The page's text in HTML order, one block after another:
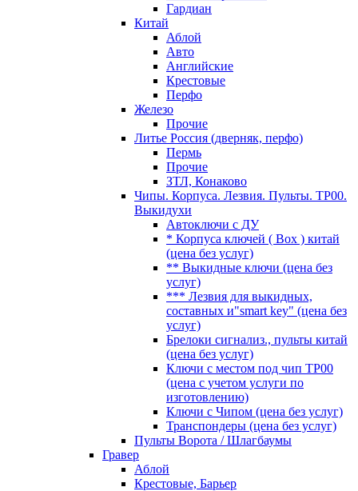
Гардиан
Китай
Аблой
Авто
Английские
Крестовые
Перфо
Железо
Прочие
Литье Россия (дверняк, перфо)
Пермь
Прочие
ЗТЛ, Конаково
Чипы. Корпуса. Лезвия. Пульты. TP00.
Выкидухи
Автоключи с ДУ
* Корпуса ключей ( Box ) китай
(цена без услуг)
** Выкидные ключи (цена без
услуг)
*** Лезвия для выкидных,
составных и"smart key" (цена без
услуг)
Брелоки сигнализ., пульты китай
(цена без услуг)
Ключи с местом под чип TP00
(цена с учетом услуги по
изготовлению)
Ключи с Чипом (цена без услуг)
Транспондеры (цена без услуг)
Пульты Ворота / Шлагбаумы
Гравер
Аблой
Крестовые, Барьер